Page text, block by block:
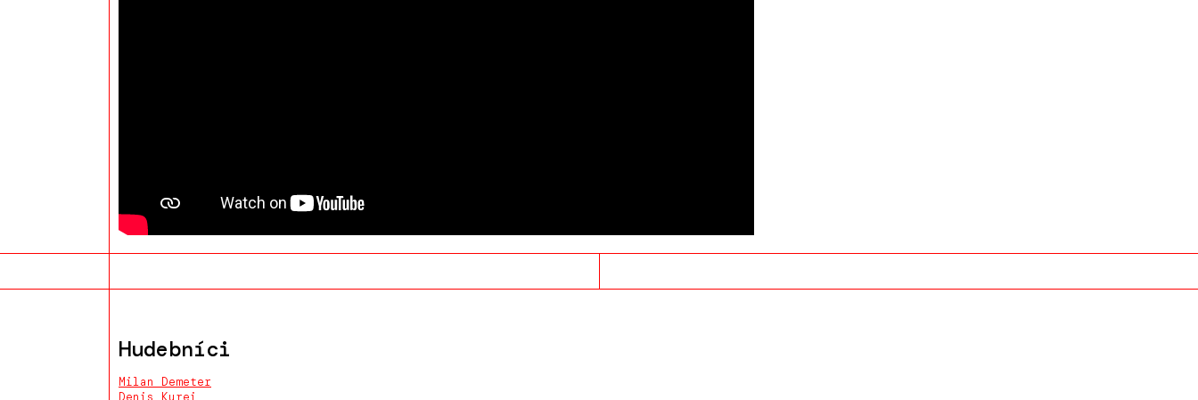
Hudebníci
Milan Demeter
Denis Kurej